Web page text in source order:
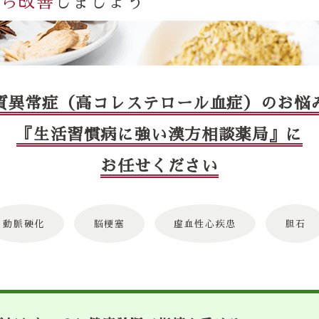
異常症（高コレステロール血症）のお悩
『生活習慣病に強い漢方相談薬局』に
お任せください
動脈硬化 脳梗塞 虚血性心疾患 胆石